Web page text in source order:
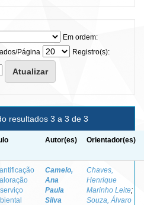
Em ordem:
Página
Registro(s):
resultados 3 a 3 de 3
Autor(es) Orientador(es)
Camelo,
Ana
Paula
Silva
Chaves,
Henrique
Marinho Leite;
Souza, Álvaro